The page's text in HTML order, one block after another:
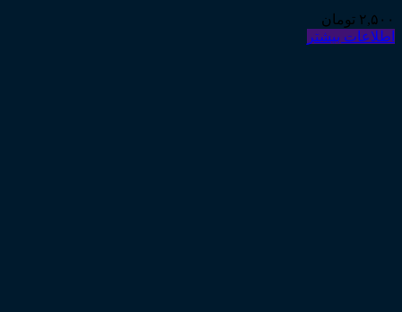
۲,۵۰۰ تومان
اطلاعات بیشتر